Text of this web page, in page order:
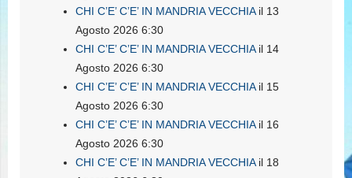
CHI C’E’ C’E’ IN MANDRIA VECCHIAil 13
Agosto 2026 6:30
CHI C’E’ C’E’ IN MANDRIA VECCHIAil 14
Agosto 2026 6:30
CHI C’E’ C’E’ IN MANDRIA VECCHIAil 15
Agosto 2026 6:30
CHI C’E’ C’E’ IN MANDRIA VECCHIAil 16
Agosto 2026 6:30
CHI C’E’ C’E’ IN MANDRIA VECCHIAil 18